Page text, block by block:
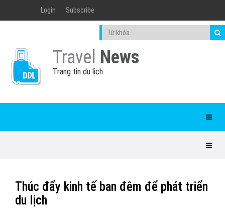
Login Subscribe
Travel News
Trang tin du lịch
Thúc đẩy kinh tế ban đêm để phát triển
du lịch